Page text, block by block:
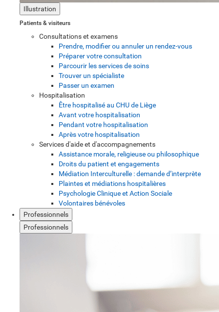
Illustration
Patients & visiteurs
Consultations et examens
Prendre, modifier ou annuler un rendez-vous
Préparer votre consultation
Parcourir les services de soins
Trouver un spécialiste
Passer un examen
Hospitalisation
Être hospitalisé au CHU de Liège
Avant votre hospitalisation
Pendant votre hospitalisation
Après votre hospitalisation
Services d'aide et d'accompagnements
Assistance morale, religieuse ou philosophique
Droits du patient et engagements
Médiation Interculturelle : demande d’interprète
Plaintes et médiations hospitalières
Psychologie Clinique et Action Sociale
Volontaires bénévoles
Professionnels
Professionnels